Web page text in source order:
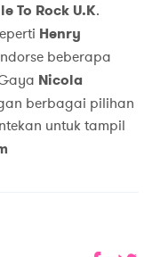
To Rock U.K.
Henry
beberapa
Nicola
berbagai pilihan
untuk tampil